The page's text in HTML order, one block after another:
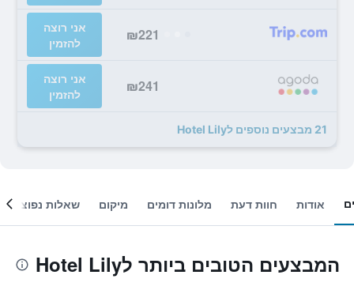
₪221
אני רוצה
להזמין
₪241
אני רוצה
להזמין
21 מבצעים נוספים לHotel Lily
אודות חוות דעת מלונות דומים מיקום שאלות נפוצות
המבצעים הטובים ביותר לHotel Lily